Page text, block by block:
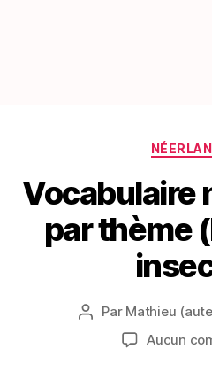
Vocabulaire
par thème
Auteur
l’article
Par Mathieu
Aucun